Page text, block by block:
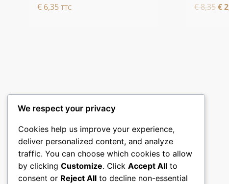
€6,35 TTC €8,35Le
€
We respect your privacy
Cookies help us improve your experience,
deliver personalized content, and analyze
traffic. You can choose which cookies to allow
by clicking Customize. Click Accept All to
consent or Reject All to decline non-essential